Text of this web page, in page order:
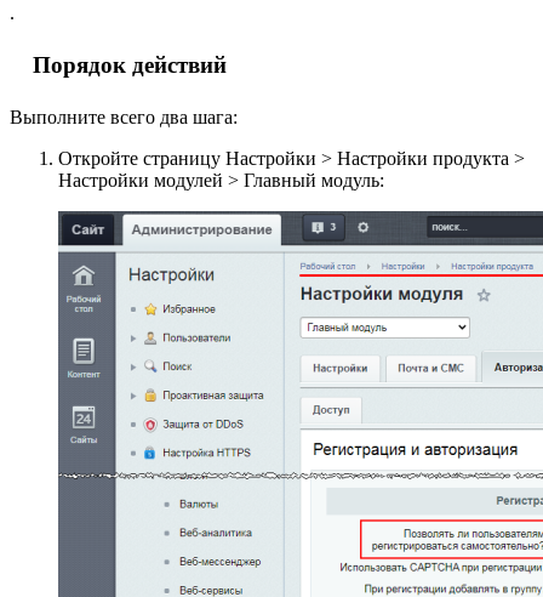
.
Порядок действий
Выполните всего два шага:
Откройте страницу Настройки > Настройки продукта >
Настройки модулей > Главный модуль: